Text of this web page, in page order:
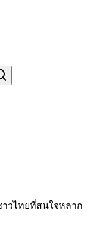
วไทยที่สนใจหลาก